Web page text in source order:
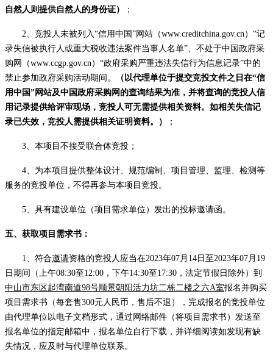
自然人则提供自然人的身份证） ；
2、竞投人未被列入“信用中国”网站（www.creditchina.gov.cn）“记
录失信被执行人或重大税收违法案件当事人名单”、不处于中国政府采
购网（www.ccgp.gov.cn）“政府采购严重违法失信行为信息记录”中的
禁止参加政府采购活动期间。
（以代理单位于提交竞投文件之日在“信
用中国”网站及中国政府采购网的查询结果为准，并将查询的竞投人信
用记录提供给评审现场，竞投人可无需提供相关资料。如相关失信记
录已失效，竞投人需提供相关证明资料。）
；
3、本项目不接受联合体竞投；
4、 为本项目提供整体设计、规范编制、项目管理、监理、检测等
服务的竞投单位，不得再参与本项目竞投。
5、 具有建设单位 （项目需求单位） 发出的投标邀请函。
五、获取项目需求书：
1、符合邀请资格的竞投人应当在2023年07月14日至2023年07月19
日期间（上午08:30至12:00，下午14:30至17:30，法定节假日除外）到
中山市东区起湾南道98号顺景朝阳活力坊二栋二楼之六A室报名并购买
项目需求书（每套售300元人民币，售后不退），完成报名的竞投单位
由代理单位以电子文档形式，通过网络邮件（将项目需求书）发送至
报名单位的指定邮箱中，报名单位自行下载，并详细阅读如发现有缺
失情况，应及时与代理单位联系。